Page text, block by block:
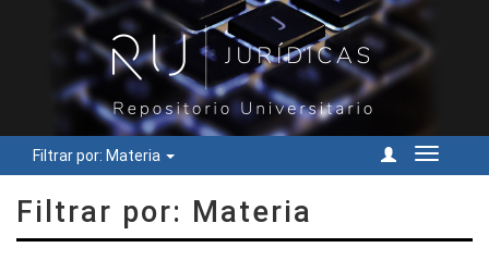
Filtrar por: Materia
Cambiar
Filtrar por: Materia